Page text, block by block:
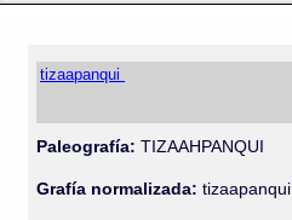
tizaapanqui
Paleografía: TIZAAHPANQUI
Grafía normalizada: tizaapanqui